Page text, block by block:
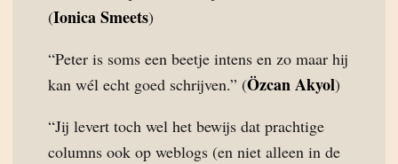
(Ionica Smeets)
“Peter is soms een beetje intens en zo maar hij
kan wél echt goed schrijven.” (Özcan Akyol)
“Jij levert toch wel het bewijs dat prachtige
columns ook op weblogs (en niet alleen in de